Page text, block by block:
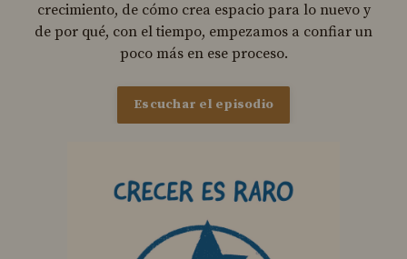
crecimiento, de cómo crea espacio para lo nuevo y
de por qué, con el tiempo, empezamos a confiar un
poco más en ese proceso.
Escuchar el episodio